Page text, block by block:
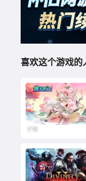
喜欢这个游戏的
网游